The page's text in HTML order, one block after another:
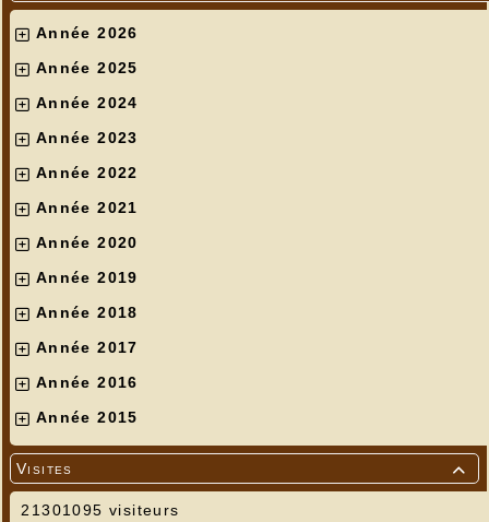
Année 2026
Année 2025
Année 2024
Année 2023
Année 2022
Année 2021
Année 2020
Année 2019
Année 2018
Année 2017
Année 2016
Année 2015

Visites
21301095 visiteurs